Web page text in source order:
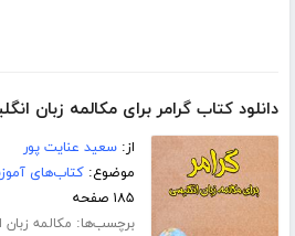
دانلود کتاب گرامر برای مکالمه زبان
از:سعید عنایت پور
موضوع:کتاب‌های
۱۸۵ صفحه
برچسب‌ها: مکالمه